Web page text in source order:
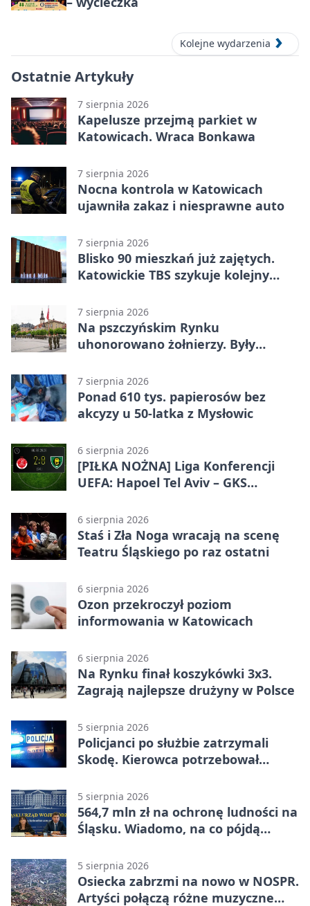
Kolejne wydarzenia
Ostatnie Artykuły
7 sierpnia 2026
Kapelusze przejmą parkiet w
Katowicach. Wraca Bonkawa
7 sierpnia 2026
Nocna kontrola w Katowicach
ujawniła zakaz i niesprawne auto
7 sierpnia 2026
Blisko 90 mieszkań już zajętych.
Katowickie TBS szykuje kolejny
7 sierpnia 2026
Na pszczyńskim Rynku
uhonorowano żołnierzy. Były
7 sierpnia 2026
Ponad 610 tys. papierosów bez
akcyzy u 50-latka z Mysłowic
6 sierpnia 2026
[PIŁKA NOŻNA] Liga Konferencji
UEFA: Hapoel Tel Aviv – GKS
rundy kwalifikacyjnej
6 sierpnia 2026
Staś i Zła Noga wracają na scenę
Teatru Śląskiego po raz ostatni
6 sierpnia 2026
Ozon przekroczył poziom
informowania w Katowicach
6 sierpnia 2026
Na Rynku finał koszykówki 3x3.
Zagrają najlepsze drużyny w Polsce
5 sierpnia 2026
Policjanci po służbie zatrzymali
Skodę. Kierowca potrzebował
5 sierpnia 2026
564,7 mln zł na ochronę ludności na
Śląsku. Wiadomo, na co pójdą
5 sierpnia 2026
Osiecka zabrzmi na nowo w NOSPR.
Artyści połączą różne muzyczne